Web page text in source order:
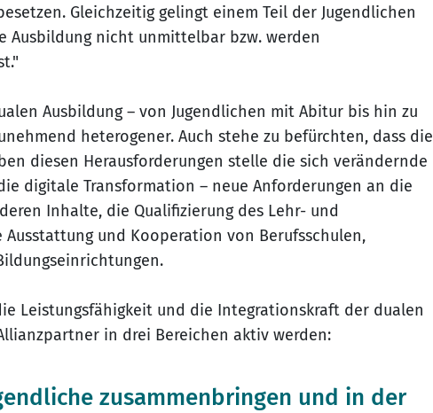
Gleichzeitig gelingt einem Teil der Jugendlichen
Ausbildung nicht unmittelbar bzw. werden
Ausbildung – von Jugendlichen mit Abitur bis hin zu
heterogener. Auch stehe zu befürchten, dass die
diesen Herausforderungen stelle die sich verändernde
digitale Transformation – neue Anforderungen an die
Inhalte, die Qualifizierung des Lehr- und
und Kooperation von Berufsschulen,
Leistungsfähigkeit und die Integrationskraft der dualen
in drei Bereichen aktiv werden:
zusammenbringen und in der